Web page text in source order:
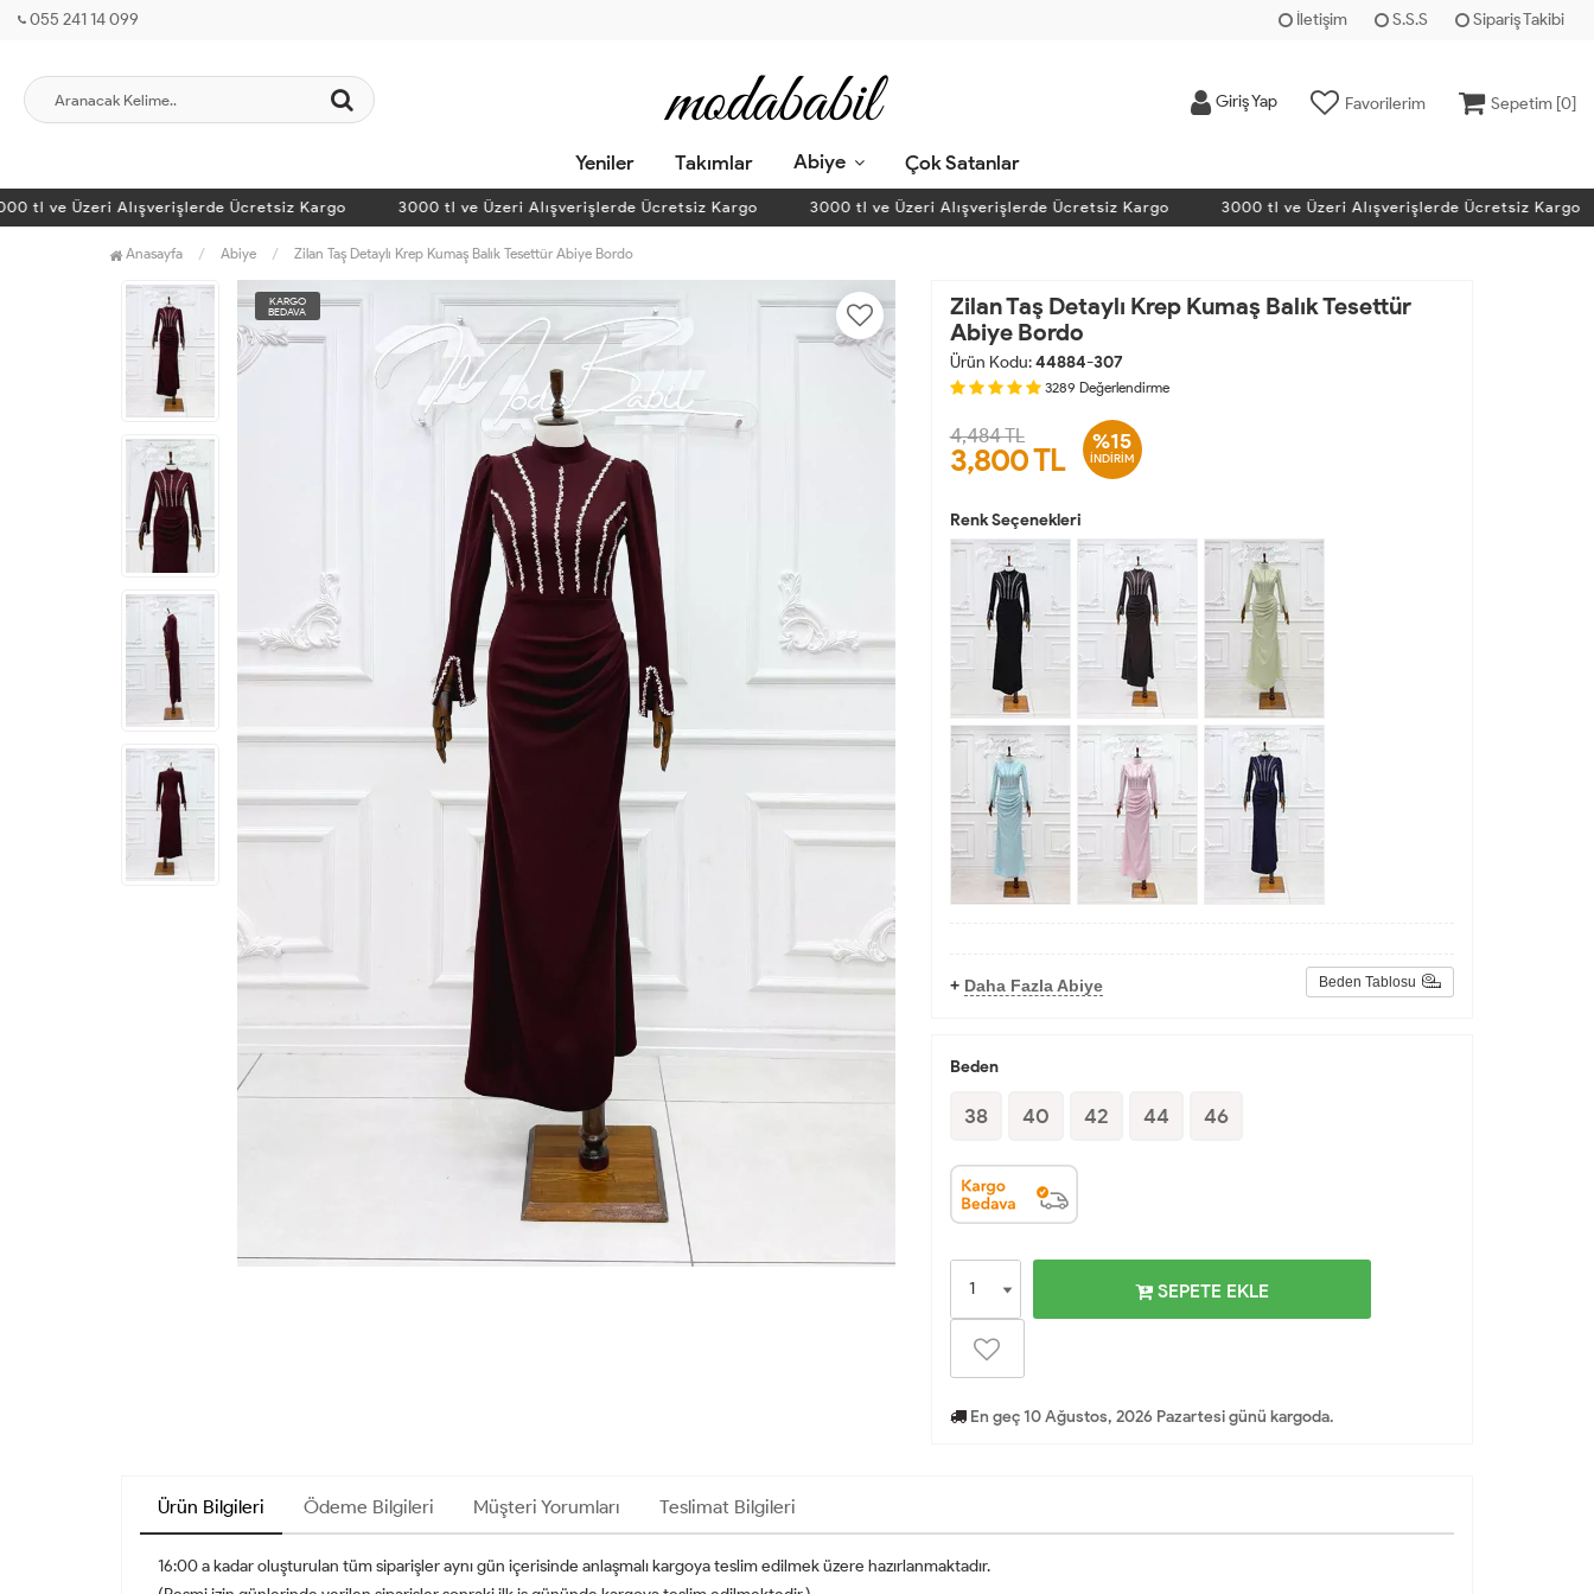
055 241 14 099 İletişim S.S.S Sipariş Takibi
Giriş Yap Favorilerim Sepetim [0]
Yeniler Takımlar Abiye Çok Satanlar
ve Üzeri Alışverişlerde Ücretsiz Kargo 3000 tl ve Üzeri Alışverişlerde Ücretsiz Kargo 3000 tl ve Üzeri Alışverişlerde Ücretsiz Kargo 3000 tl ve Üzeri Alışverişlerde Ücretsiz Kargo
Anasayfa Abiye Zilan Taş Detaylı Krep Kumaş Balık Tesettür Abiye Bordo
KARGO
BEDAVA
Zilan Taş Detaylı Krep Kumaş Balık Tesettür
Abiye Bordo
Ürün Kodu:44884-307
3289 Değerlendirme
%15
İNDİRİM
4,484 TL
3,800TL
Renk Seçenekleri
+ Daha Fazla Abiye Beden Tablosu
Beden
38 40 42 44 46
SEPETE EKLE
En geç 10 Ağustos, 2026 Pazartesi günü kargoda.
Ürün Bilgileri Ödeme Bilgileri Müşteri Yorumları Teslimat Bilgileri
16:00 a kadar oluşturulan tüm siparişler aynı gün içerisinde anlaşmalı kargoya teslim edilmek üzere hazırlanmaktadır.